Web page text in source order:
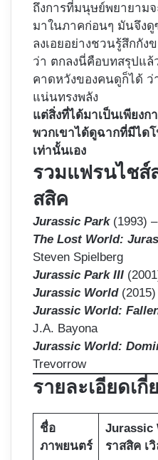
ถึงการที่มนุษย์พยายามจ
มาในภาคก่อนๆ มันจึง
ลงเอยอย่างชวนรู้สึกกัง
ว่า ตกลงนี่คือบทสรุปแล้
คาดหวังของคนดูก็ได้ ว่
แน่นทรงพลัง
แต่สิ่งที่ได้มาเป็นเพียงก
พวกเขาได้ดูฉากที่มีได
เท่านั้นเอง
รวมแฟรนไชส์
สสิค
Jurassic Park(1993)
The Lost World:
Steven Spielberg
Jurassic Park III
Jurassic World(2015)
Jurassic World:
J.A. Bayona
Jurassic World:
Trevorrow
รายละเอียดเ
ชื่อ
ภาพยนตร์
Jurassic
ราสสิค เ